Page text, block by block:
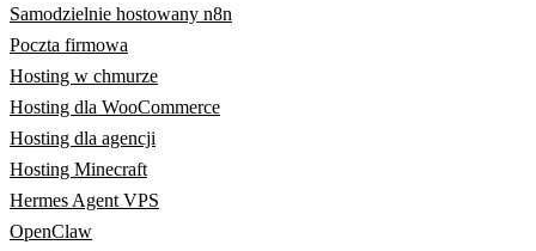
Samodzielnie hostowany n8n
Poczta firmowa
Hosting w chmurze
Hosting dla WooCommerce
Hosting dla agencji
Hosting Minecraft
Hermes Agent VPS
OpenClaw